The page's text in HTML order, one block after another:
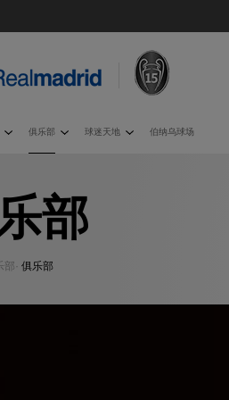
俱乐部 球迷天地 伯纳乌球场
部
部· 俱乐部